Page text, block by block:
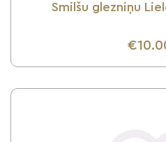
Smilšu glezniņu
UZZINI